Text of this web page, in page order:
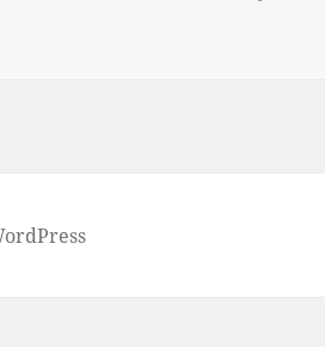
Maslačak čaj kao lek za jetru i žuč